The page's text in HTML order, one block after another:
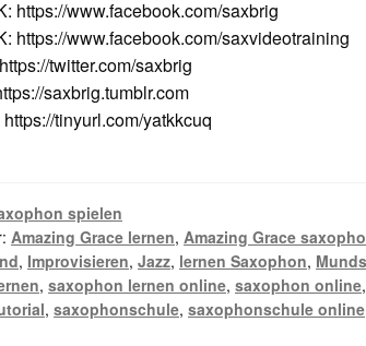
https://www.facebook.com/saxbrig
https://www.facebook.com/saxvideotraining
twitter.com/saxbrig
saxbrig.tumblr.com
tinyurl.com/yatkkcuq
spielen
Amazing Grace lernen,Amazing Grace
, Improvisieren,Jazz, lernen Saxophon,
,saxophon lernen online,saxophon online
,saxophonschule,saxophonschule online